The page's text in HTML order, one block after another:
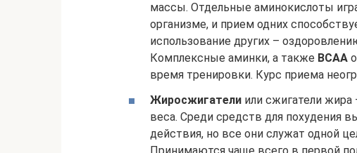
массы. Отдельные аминокислоты
организме, и прием одних
использование других –
Комплексные аминки, а также BCAA
время тренировки. Курс приема
Жиросжигатели или сжигатели
веса. Среди средств для похудения
действия, но все они служат одной
Принимаются чаще всего в первой